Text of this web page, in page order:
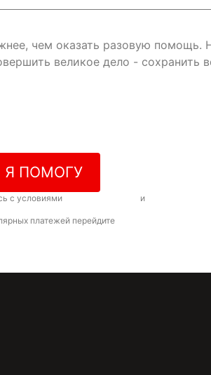
чем оказать разовую
великое дело -
Я ПОМОГУ
с условиями и
платежей перейдите